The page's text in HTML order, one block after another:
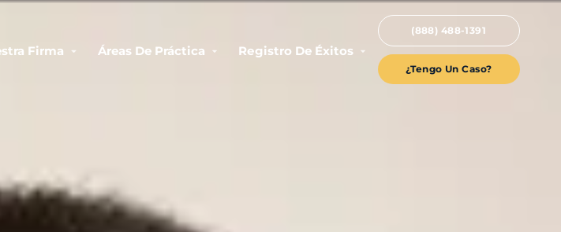
Firma Áreas De Práctica Registro De Éxitos
(888) 488-1391
¿Tengo Un Caso?